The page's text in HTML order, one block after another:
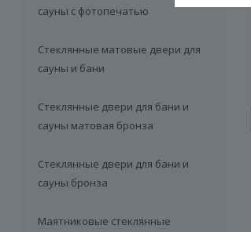
сауны с фотопечатью
Стеклянные матовые двери для
сауны и бани
Стеклянные двери для бани и
сауны матовая бронза
Стеклянные двери для бани и
сауны бронза
Маятниковые стеклянные